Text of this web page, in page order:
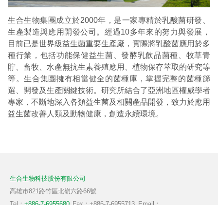
反芻動物
色素植物
SYNPET® TRENAL腎臟保健配方
生合生物集團成立於2000年，是一家專精於乳酸菌研發、
生產製造與應用開發公司。經過10多年來的努力與發展，
目前已是世界級益生菌重要生產廠，實際將乳酸菌應用於多
種行業，包括功能保健益生菌、發酵乳飲品菌種、牧草青
貯、畜牧、水產無抗生素養殖應用、植物保存萃取的研究等
等。生合集團擁有相當健全的菌種庫，掌握完整的菌種篩
選、開發及生產關鍵技術。研究所結合了亞洲地區權威學者
專家，不斷地深入各類益生菌及相關產品開發，致力於應用
益生菌改善人類及動物健康，創造永續環境。
生合生物科技股份有限公司
高雄市821路竹區北嶺六路66號